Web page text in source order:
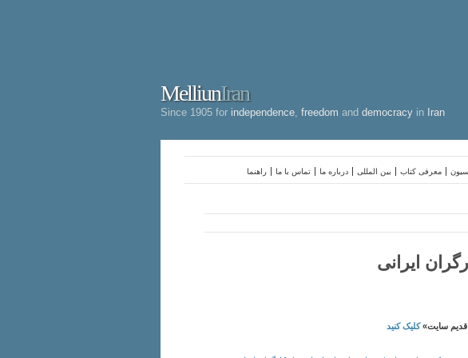
MelliunIran
Since 1905 for independence freedom and democracy in Iran
راهنما تماس با ما درباره ما بین المللی معرفی کتاب
ایرانی
قدیم سایت»کلیک کنید